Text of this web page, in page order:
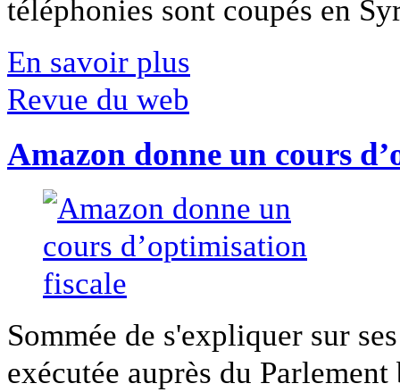
téléphonies sont coupés en
En savoir plus
Revue du web
Amazon donne un cours
Sommée de s'expliquer sur
exécutée auprès du